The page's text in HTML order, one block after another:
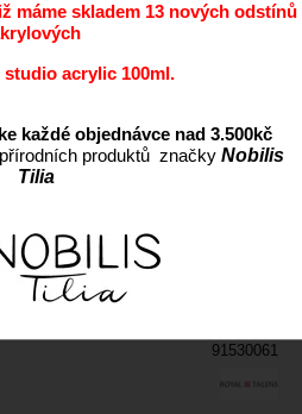
ks
91530061
máme skladem 13 nových odstínů
studio acrylic 100ml.
každé objednávce nad 3.500kč
produktů značky Nobilis
Tilia